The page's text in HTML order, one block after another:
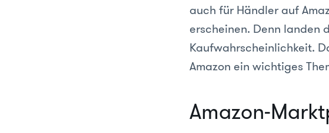
auch für Händler auf
erscheinen. Denn landen
Kaufwahrscheinlichkeit.
Amazon ein wichtiges
Amazon-